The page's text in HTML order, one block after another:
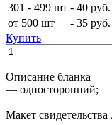
301 - 499 шт - 40 руб.
от 500 шт
- 35 руб.
Купить
Описание бланка
— односторонний ;
Макет